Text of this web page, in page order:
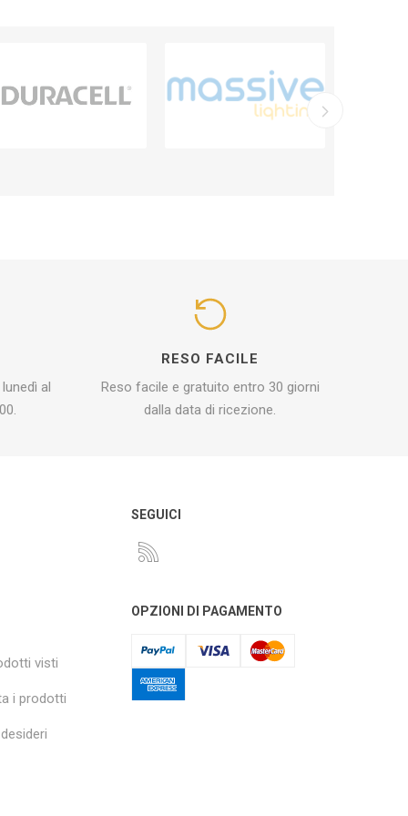
al
RESO FACILE
Reso facile e gratuito entro 30 giorni
dalla data di ricezione.
visti
i prodotti
SEGUICI
OPZIONI DI PAGAMENTO